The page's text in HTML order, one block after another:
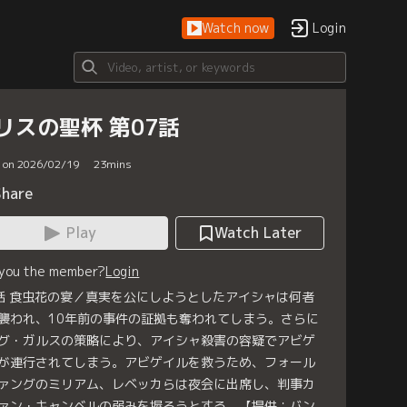
Watch now Login
スの聖杯 第07話
on 2026/02/19 23mins
Play
Watch Later
the member?Login
食虫花の宴／真実を公にしようとしたアイシャは何者
われ、10年前の事件の証拠も奪われてしまう。さらに
・ガルスの策略により、アイシャ殺害の容疑でアビゲ
連行されてしまう。アビゲイルを救うため、フォール
ングのミリアム、レベッカらは夜会に出席し、判事カ